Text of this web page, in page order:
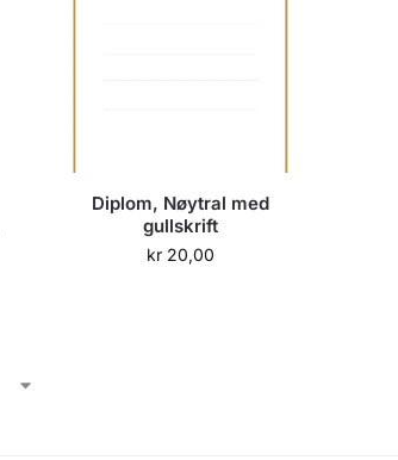
Diplom, Nøytral med
gullskrift
kr20,00